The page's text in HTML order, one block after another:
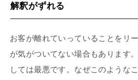
解釈がずれる
お客が離れていっていることをリ
が気がついてない場合もあります
しては最悪です。なぜこのような